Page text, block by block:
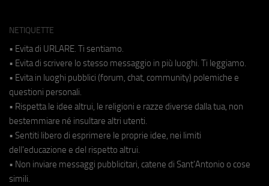
NETIQUETTE
• Evita di URLARE. Ti sentiamo.
• Evita di scrivere lo stesso messaggio in più luoghi. Ti leggiamo.
• Evita in luoghi pubblici (forum, chat, community) polemiche e
questioni personali.
• Rispetta le idee altrui, le religioni e razze diverse dalla tua, non
bestemmiare né insultare altri utenti.
• Sentiti libero di esprimere le proprie idee, nei limiti
dell'educazione e del rispetto altrui.
• Non inviare messaggi pubblicitari, catene di Sant'Antonio o cose
simili.